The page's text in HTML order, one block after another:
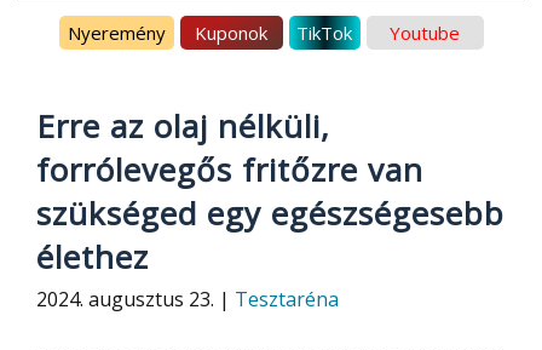
Nyeremény Kuponok TikTok Youtube
Erre az olaj nélküli,
forrólevegős fritőzre van
szükséged egy egészségesebb
élethez
2024. augusztus 23. | Tesztaréna